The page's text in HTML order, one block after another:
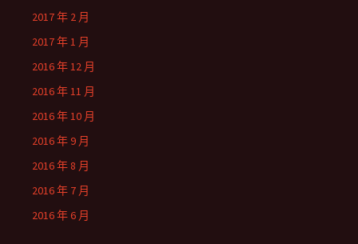
2017 年 2 月
2017 年 1 月
2016 年 12 月
2016 年 11 月
2016 年 10 月
2016 年 9 月
2016 年 8 月
2016 年 7 月
2016 年 6 月